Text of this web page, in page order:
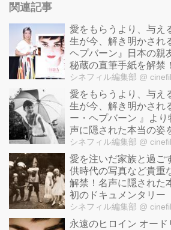
関連記事
愛をもらうより、与え
生が今、解き明かされ
ヘプバーン』日本の親
秘蔵の直筆手紙を解禁
イベートの交流秘話を
シネフィル編集部 @
愛をもらうより、与え
生が今、解き明かされ
ー・ヘプバーン 』より
声に隠された本当の姿
ュメンタリー
シネフィル編集部 @
愛を注いだ家族と過ご
供時代の写真など貴重
解禁！名声に隠された
初のドキュメンタリー
プバーン』
シネフィル編集部 @
永遠のヒロイン オー